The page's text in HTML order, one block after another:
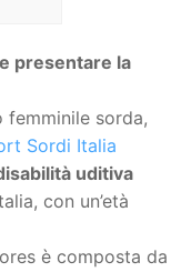
presentare la
femminile sorda,
Sordi Italia
uditiva
con un’età
è composta da